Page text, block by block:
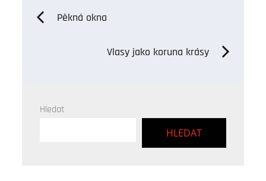
Navigace
Pěkná okna
Vlasy jako koruna krásy
Hledat
HLEDAT